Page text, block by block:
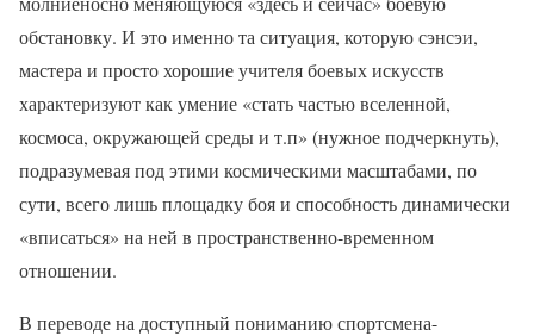
обстановку. И это именно та ситуация, которую сэнсэи,
мастера и просто хорошие учителя боевых искусств
характеризуют как умение «стать частью вселенной,
космоса, окружающей среды и т.п» (нужное подчеркнуть),
подразумевая под этими космическими масштабами, по
сути, всего лишь площадку боя и способность динамически
«вписаться» на ней в пространственно-временном
отношении.
В переводе на доступный пониманию спортсмена-